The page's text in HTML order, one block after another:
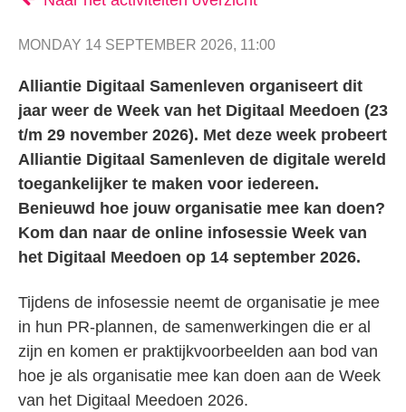
MONDAY 14 SEPTEMBER 2026, 11:00
Alliantie Digitaal Samenleven organiseert dit
jaar weer de Week van het Digitaal Meedoen (23
t/m 29 november 2026). Met deze week probeert
Alliantie Digitaal Samenleven de digitale wereld
toegankelijker te maken voor iedereen.
Benieuwd hoe jouw organisatie mee kan doen?
Kom dan naar de online infosessie Week van
het Digitaal Meedoen op 14 september 2026.
Tijdens de infosessie neemt de organisatie je mee
in hun PR-plannen, de samenwerkingen die er al
zijn en komen er praktijkvoorbeelden aan bod van
hoe je als organisatie mee kan doen aan de Week
van het Digitaal Meedoen 2026.